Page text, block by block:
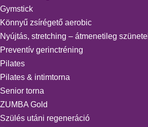
Gymstick
Könnyű zsírégető aerobic
Nyújtás, stretching – átmenetileg szünetel
Preventív gerinctréning
Pilates
Pilates & intimtorna
Senior torna
ZUMBA Gold
Szülés utáni regeneráció